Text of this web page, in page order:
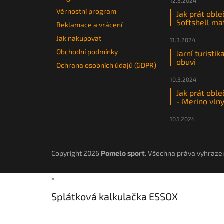
Věrnostní program
Reklamace a vrácení
Jak nakupovat
Obchodní podmínky
Ochrana osobních údajů (GDPR)
Jak prát
Softshell
11.3.2024
Jarní
obuvi
10.3.2024
Jak prát
- Merino vlny
10.1.2024
Copyright 2026 Pomelo sport. Všechna práva
×
Splátková kalkulačka ESSOX